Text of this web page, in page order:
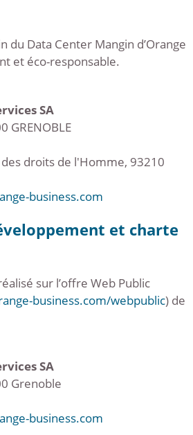
du Data Center Mangin d’Orange
et éco-responsable.
SA
GRENOBLE
des droits de l'Homme, 93210
business.com
et charte
sur l’offre Web Public
business.com/webpublic) de
SA
Grenoble
business.com